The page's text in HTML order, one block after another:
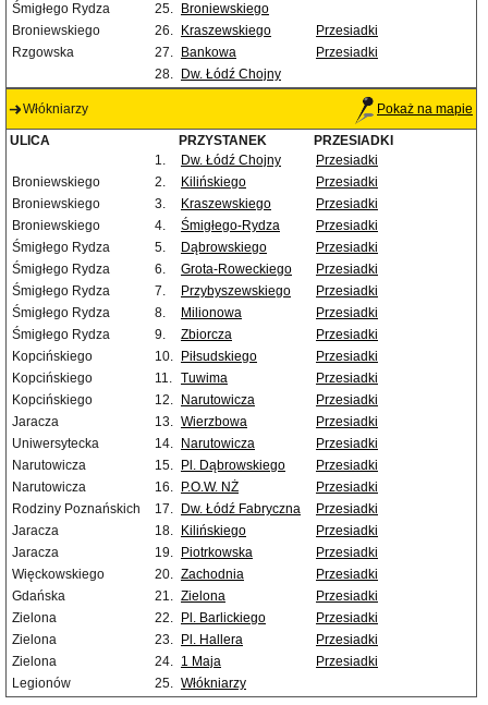
Śmigłego Rydza
25.
Broniewskiego
Broniewskiego
26. Kraszewskiego
Przesiadki
Rzgowska
27. Bankowa
Przesiadki
28.
Dw. Łódź Chojny
Włókniarzy Pokaż na mapie
ULICA PRZYSTANEK
PRZESIADKI
1.
Dw. Łódź Chojny
Przesiadki
Broniewskiego
2. Kilińskiego
Przesiadki
Broniewskiego
3. Kraszewskiego
Przesiadki
Broniewskiego
4. Śmigłego-Rydza
Przesiadki
Śmigłego Rydza
5. Dąbrowskiego
Przesiadki
Śmigłego Rydza
6. Grota-Roweckiego
Przesiadki
Śmigłego Rydza
7. Przybyszewskiego
Przesiadki
Śmigłego Rydza
8. Milionowa
Przesiadki
Śmigłego Rydza
9. Zbiorcza
Przesiadki
Kopcińskiego
10. Piłsudskiego
Przesiadki
Kopcińskiego
11. Tuwima
Przesiadki
Kopcińskiego
12. Narutowicza
Przesiadki
Jaracza
13. Wierzbowa
Przesiadki
Uniwersytecka
14. Narutowicza
Przesiadki
Narutowicza
15. Pl. Dąbrowskiego
Przesiadki
Narutowicza
16. P.O.W. NŻ
Przesiadki
Rodziny Poznańskich
17. Dw. Łódź Fabryczna
Przesiadki
Jaracza
18. Kilińskiego
Przesiadki
Jaracza
19. Piotrkowska
Przesiadki
Więckowskiego
20. Zachodnia
Przesiadki
Gdańska
21. Zielona
Przesiadki
Zielona
22. Pl. Barlickiego
Przesiadki
Zielona
23. Pl. Hallera
Przesiadki
Zielona
24. 1 Maja
Przesiadki
Legionów
25. Włókniarzy